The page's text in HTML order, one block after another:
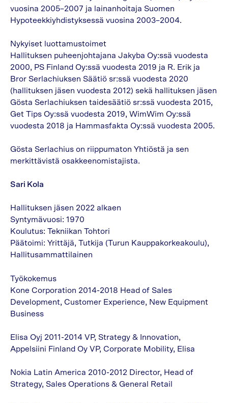
vuosina 2005–2007 ja lainanhoitaja Suomen
Hypoteekkiyhdistyksessä vuosina 2003–2004.
Nykyiset luottamustoimet
Hallituksen puheenjohtajana Jakyba Oy:ssä vuodesta
2000, PS Finland Oy:ssä vuodesta 2019 ja R. Erik ja
Bror Serlachiuksen Säätiö sr:ssä vuodesta 2020
(hallituksen jäsen vuodesta 2012) sekä hallituksen jäsen
Gösta Serlachiuksen taidesäätiö sr:ssä vuodesta 2015,
Get Tips Oy:ssä vuodesta 2019, WimWim Oy:ssä
vuodesta 2018 ja Hammasfakta Oy:ssä vuodesta 2005.
Gösta Serlachius on riippumaton Yhtiöstä ja sen
merkittävistä osakkeenomistajista.
Sari Kola
Hallituksen jäsen 2022 alkaen
Syntymävuosi: 1970
Koulutus: Tekniikan Tohtori
Päätoimi: Yrittäjä, Tutkija (Turun Kauppakorkeakoulu),
Hallitusammattilainen
Työkokemus
Kone Corporation 2014-2018 Head of Sales
Development, Customer Experience, New Equipment
Business
Elisa Oyj 2011-2014 VP, Strategy & Innovation,
Appelsiini Finland Oy VP, Corporate Mobility, Elisa
Nokia Latin America 2010-2012 Director, Head of
Strategy, Sales Operations & General Retail